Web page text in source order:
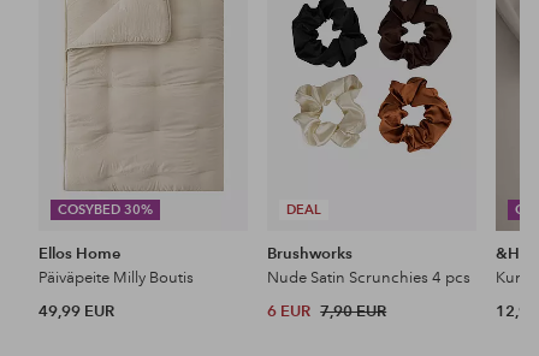
COSYBED 30%
Ellos Home
Päiväpeite Milly Boutis
49,99 EUR
DEAL
Brushworks
Nude Satin Scrunchies 4 pcs
6 EUR 7,90 EUR 12,99